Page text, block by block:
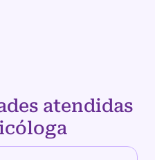
atendidas